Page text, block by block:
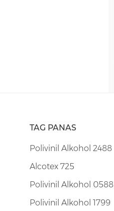
TAG PANAS
Polivinil Alkohol 2488
Alcotex 725
Polivinil Alkohol 0588
Polivinil Alkohol 1799